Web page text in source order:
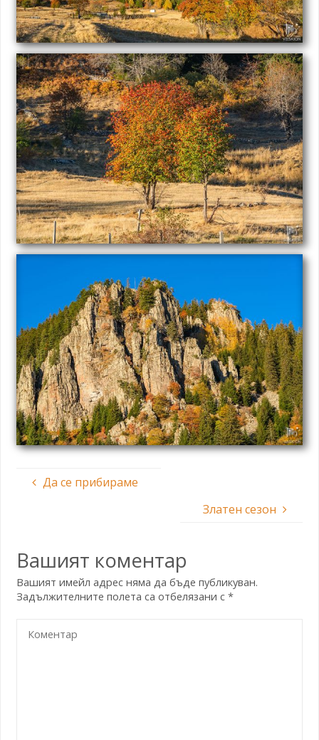
Да се прибираме
Златен сезон
Вашият коментар
Вашият имейл адрес няма да бъде публикуван.
Задължителните полета са отбелязани с*